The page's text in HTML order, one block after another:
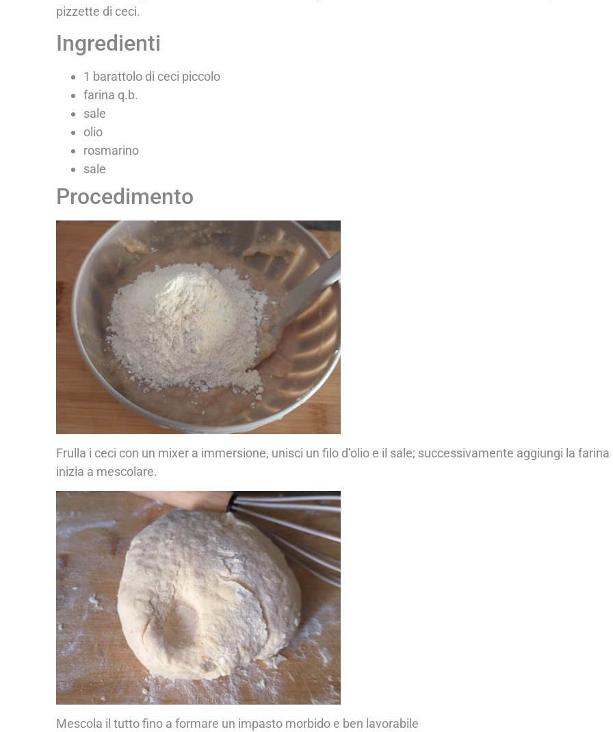
pizzette di ceci.
Ingredienti
1 barattolo di ceci piccolo
farina q.b.
sale
olio
rosmarino
sale
Procedimento
Frulla i ceci con un mixer a immersione, unisci un filo d’olio e il sale; successivamente aggiungi la farina
inizia a mescolare.
Mescola il tutto fino a formare un impasto morbido e ben lavorabile